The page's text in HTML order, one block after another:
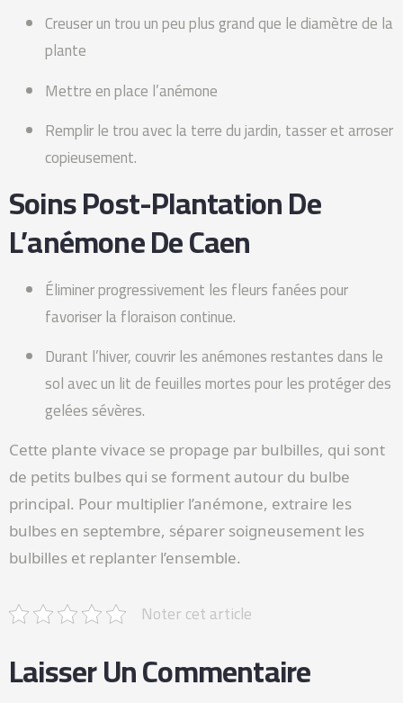
Creuser un trou un peu plus grand que le diamètre de la
plante
Mettre en place l’anémone
Remplir le trou avec la terre du jardin, tasser et arroser
copieusement.
Soins Post-Plantation De
L’anémone De Caen
Éliminer progressivement les fleurs fanées pour
favoriser la floraison continue.
Durant l’hiver, couvrir les anémones restantes dans le
sol avec un lit de feuilles mortes pour les protéger des
gelées sévères.
Cette plante vivace se propage par bulbilles, qui sont
de petits bulbes qui se forment autour du bulbe
principal. Pour multiplier l’anémone, extraire les
bulbes en septembre, séparer soigneusement les
bulbilles et replanter l’ensemble.
Noter cet article
Laisser Un Commentaire